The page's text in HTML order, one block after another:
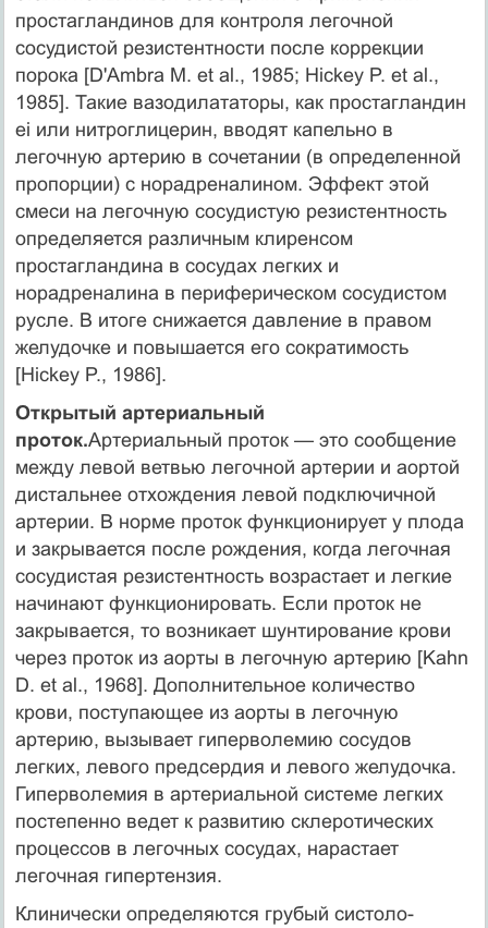
простагландинов для контроля легочной
сосудистой резистентности после коррекции
порока [D'Ambra M. et al., 1985; Hickey P. et al.,
1985]. Такие вазодилататоры, как простагландин
ei или нитроглицерин, вводят капельно в
легочную артерию в сочетании (в определенной
пропорции) с норадреналином. Эффект этой
смеси на легочную сосудистую резистентность
определяется различным клиренсом
простагландина в сосудах легких и
норадреналина в периферическом сосудистом
русле. В итоге снижается давление в правом
желудочке и повышается его сократимость
[Hickey P., 1986].
Открытый артериальный
проток.Артериальный проток — это сообщение
между левой ветвью легочной артерии и аортой
дистальнее отхождения левой подключичной
артерии. В норме проток функционирует у плода
и закрывается после рождения, когда легочная
сосудистая резистентность возрастает и легкие
начинают функционировать. Если проток не
закрывается, то возникает шунтирование крови
через проток из аорты в легочную артерию [Kahn
D. et al., 1968]. Дополнительное количество
крови, поступающее из аорты в легочную
артерию, вызывает гиперволемию сосудов
легких, левого предсердия и левого желудочка.
Гиперволемия в артериальной системе легких
постепенно ведет к развитию склеротических
процессов в легочных сосудах, нарастает
легочная гипертензия.
Клинически определяются грубый систоло-